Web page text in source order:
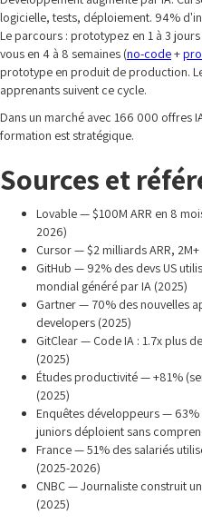
logicielle, tests, déploiement. 94%
Le parcours : prototypez en 1 à 3
vous en 4 à 8 semaines (no-code+
prototype en produit de production.
apprenants suivent ce cycle.
Dans un marché avec 166 000 offres
formation est stratégique.
Sources et
Lovable — $100M ARR en 8
2026)
Cursor — $2 milliards ARR,
GitHub — 92% des devs US
mondial généré par IA (2025)
Gartner — 70% des nouvelles
developers (2025)
GitClear — Code IA : 1.7x plus
(2025)
Études productivité — +81%
(2025)
Enquêtes développeurs —
juniors déploient sans
France — 51% des salariés
(2025-2026)
CNBC — Journaliste construit
(2025)